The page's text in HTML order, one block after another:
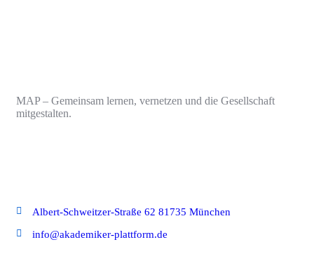
MAP – Gemeinsam lernen, vernetzen und die Gesellschaft
mitgestalten.
Albert-Schweitzer-Straße 62 81735 München
info@akademiker-plattform.de